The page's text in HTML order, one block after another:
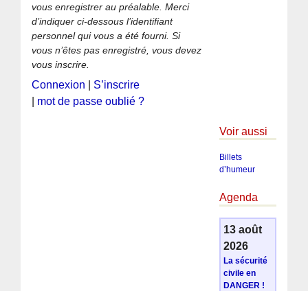
vous enregistrer au préalable. Merci
d’indiquer ci-dessous l’identifiant
personnel qui vous a été fourni. Si
vous n’êtes pas enregistré, vous devez
vous inscrire.
Connexion
S’inscrire
mot de passe oublié ?
Voir aussi
Billets
d’humeur
Agenda
13 août
2026
La sécurité
civile en
DANGER !